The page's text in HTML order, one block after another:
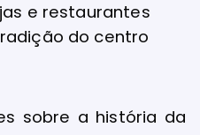
e restaurantes
do centro
sobre a história da